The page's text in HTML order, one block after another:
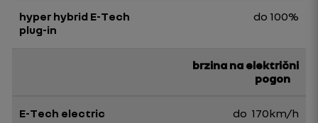
do 100%
brzina na električni
pogon
do 170km/h